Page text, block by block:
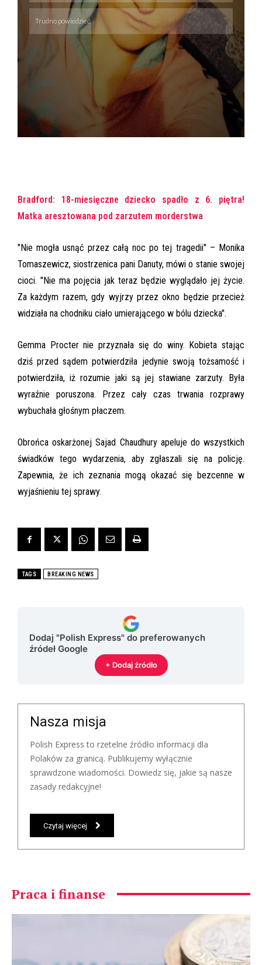
Bradford: 18-miesięczne dziecko spadło z 6. piętra!
Matka aresztowana pod zarzutem morderstwa
"Nie mogła usnąć przez całą noc po tej tragedii" – Monika
Tomaszewicz, siostrzenica pani Danuty, mówi o stanie swojej
cioci. "Nie ma pojęcia jak teraz będzie wyglądało jej życie.
Za każdym razem, gdy wyjrzy przez okno będzie przecież
widziała na chodniku ciało umierającego w bólu dziecka".
Gemma Procter nie przyznała się do winy. Kobieta stając
dziś przed sądem potwierdziła jedynie swoją tożsamość i
potwierdziła, iż rozumie jaki są jej stawiane zarzuty. Była
wyraźnie poruszona. Przez cały czas trwania rozprawy
wybuchała głośnym płaczem.
Obrońca oskarżonej Sajad Chaudhury apeluje do wszystkich
świadków tego wydarzenia, aby zgłaszali się na policję.
Zapewnia, że ich zeznania mogą okazać się bezcenne w
wyjaśnieniu tej sprawy.
TAGS BREAKING NEWS
Dodaj "Polish Express" do preferowanych
źródeł Google
+ Dodaj źródło
Nasza misja
Polish Express to rzetelne źródło informacji dla
Polaków za granicą. Publikujemy wyłącznie
sprawdzone wiadomości. Dowiedz się, jakie są nasze
zasady redakcyjne!
Czytaj więcej
Praca i finanse